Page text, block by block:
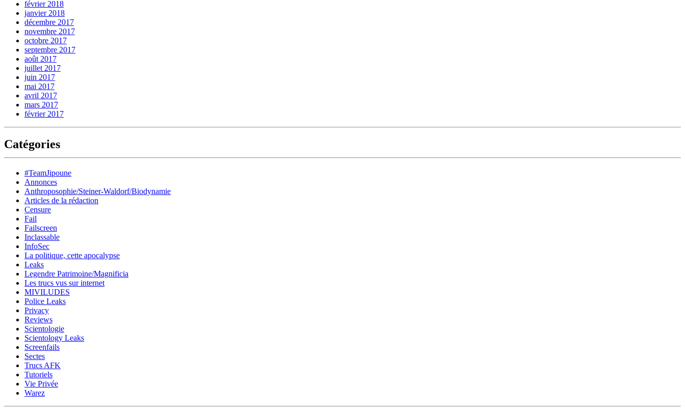
février 2018
janvier 2018
décembre 2017
novembre 2017
octobre 2017
septembre 2017
août 2017
juillet 2017
juin 2017
mai 2017
avril 2017
mars 2017
février 2017
Catégories
#TeamJipoune
Annonces
Anthroposophie/Steiner-Waldorf/Biodynamie
Articles de la rédaction
Censure
Fail
Failscreen
Inclassable
InfoSec
La politique, cette apocalypse
Leaks
Legendre Patrimoine/Magnificia
Les trucs vus sur internet
MIVILUDES
Police Leaks
Privacy
Reviews
Scientologie
Scientology Leaks
Screenfails
Sectes
Trucs AFK
Tutoriels
Vie Privée
Warez